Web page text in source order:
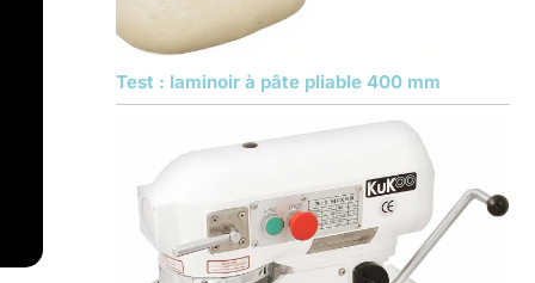
Test : laminoir à pâte pliable 400 mm